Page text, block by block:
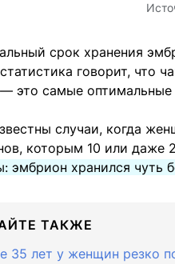
срок хранения
говорит, что
это самые оптимальные
случаи, когда
которым 10 или даже
эмбрион хранился чуть
ТАКЖЕ
35 лет у женщин резко